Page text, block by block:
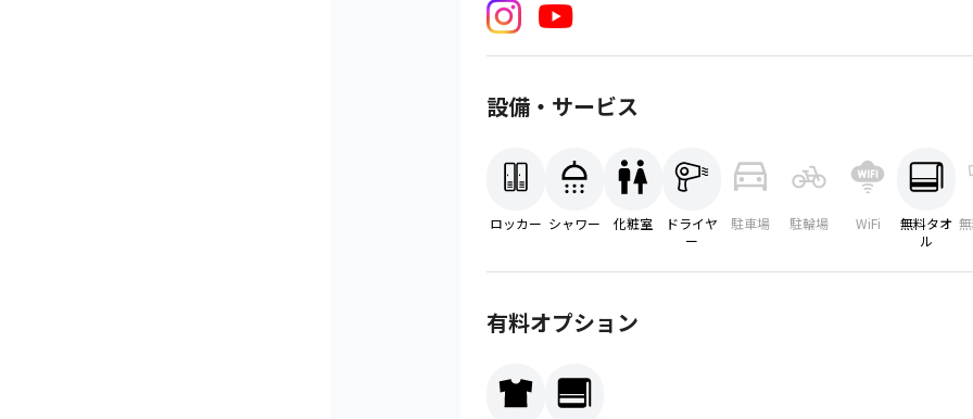
設備・サービス
ロッカー シャワー 化粧室
ドライヤ
ー
駐車場 駐輪場 WiFi
無料タオ
ル
有料オプション